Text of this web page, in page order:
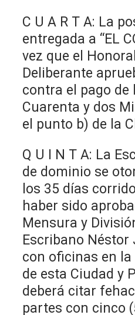
C U A R T A: La
entregada a “EL
vez que el
Deliberante
contra el pago de
Cuarenta y dos
el punto b) de la
Q U I N T A: La
de dominio se
los 35 días
haber sido
Mensura y
Escribano Néstor
con oficinas en la
de esta Ciudad y
deberá citar
partes con cinco